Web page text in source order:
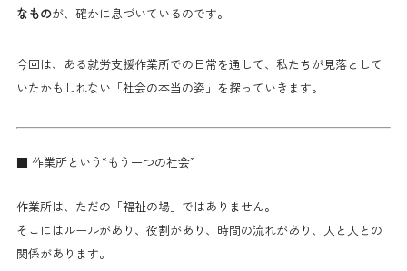
なものが、確かに息づいているのです。
今回は、ある就労支援作業所での日常を通して、私たちが見落として
いたかもしれない「社会の本当の姿」を探っていきます。
■ 作業所という“もう一つの社会”
作業所は、ただの「福祉の場」ではありません。
そこにはルールがあり、役割があり、時間の流れがあり、人と人との
関係があります。